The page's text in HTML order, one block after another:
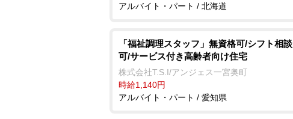
アルバイト・パート / 北海道
「福祉調理スタッフ」無資格可/シフト相談
可/サービス付き高齢者向け住宅
株式会社T.S.I/アンジェス一宮奥町
時給1,140円
アルバイト・パート / 愛知県